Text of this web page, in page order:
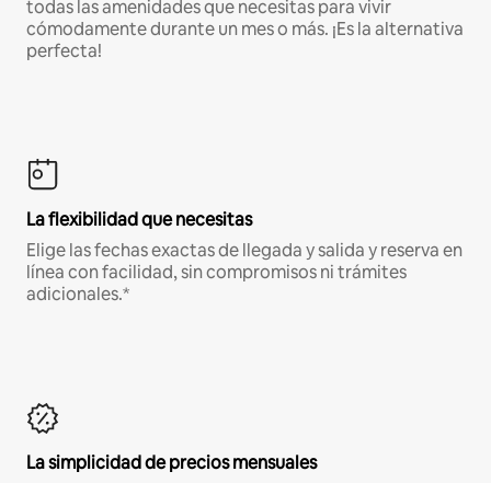
todas las amenidades que necesitas para vivir
cómodamente durante un mes o más. ¡Es la alternativa
perfecta!
La flexibilidad que necesitas
Elige las fechas exactas de llegada y salida y reserva en
línea con facilidad, sin compromisos ni trámites
adicionales.*
La simplicidad de precios mensuales